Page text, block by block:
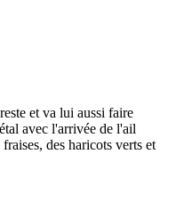
et va lui aussi faire
avec l'arrivée de l'ail
des haricots verts et